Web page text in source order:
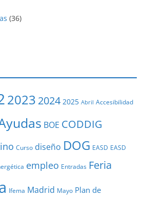
(36)
2023 2024 2025 Abril Accesibilidad
BOE CODDIG
Curso diseño DOG EASD EASD
empleo Entradas Feria
Ifema Madrid Mayo Plan de